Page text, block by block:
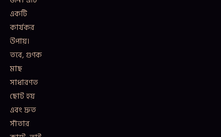
একটি
কার্যকর
উপায়।
তবে, গুণক
মাছ
সাধারণত
ছোট হয়
এবং দ্রুত
সাঁতার